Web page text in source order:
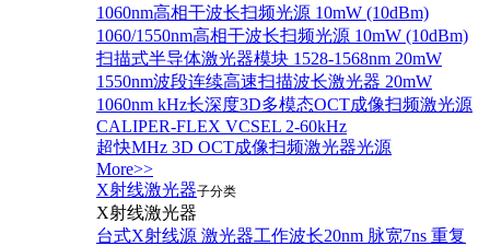
1060nm高相干波长扫频光源 10mW (10dBm)
1060/1550nm高相干波长扫频光源 10mW (10dBm)
扫描式半导体激光器模块 1528-1568nm 20mW
1550nm波段连续高速扫描波长激光器 20mW
1060nm kHz长深度3D多模态OCT成像扫频激光源
CALIPER-FLEX VCSEL 2-60kHz
超快MHz 3D OCT成像扫频激光器光源
More>>
X射线激光器子分类
X射线激光器
台式X射线源 激光器工作波长20nm 脉宽7ns 重复